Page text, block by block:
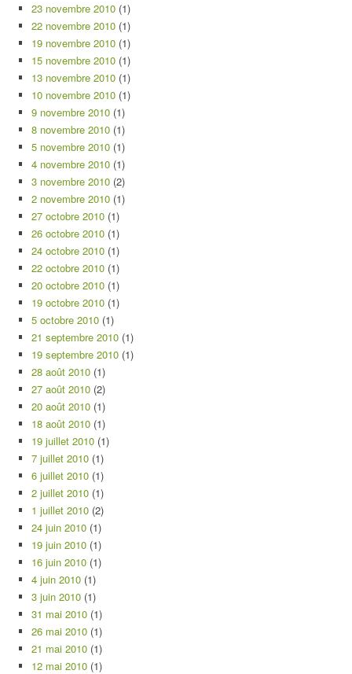
23 novembre 2010 (1)
22 novembre 2010 (1)
19 novembre 2010 (1)
15 novembre 2010 (1)
13 novembre 2010 (1)
10 novembre 2010 (1)
9 novembre 2010 (1)
8 novembre 2010 (1)
5 novembre 2010 (1)
4 novembre 2010 (1)
3 novembre 2010 (2)
2 novembre 2010 (1)
27 octobre 2010 (1)
26 octobre 2010 (1)
24 octobre 2010 (1)
22 octobre 2010 (1)
20 octobre 2010 (1)
19 octobre 2010 (1)
5 octobre 2010 (1)
21 septembre 2010 (1)
19 septembre 2010 (1)
28 août 2010 (1)
27 août 2010 (2)
20 août 2010 (1)
18 août 2010 (1)
19 juillet 2010 (1)
7 juillet 2010 (1)
6 juillet 2010 (1)
2 juillet 2010 (1)
1 juillet 2010 (2)
24 juin 2010 (1)
19 juin 2010 (1)
16 juin 2010 (1)
4 juin 2010 (1)
3 juin 2010 (1)
31 mai 2010 (1)
26 mai 2010 (1)
21 mai 2010 (1)
12 mai 2010 (1)